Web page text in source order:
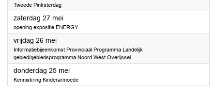
Tweede Pinksterdag
zaterdag 27 mei2023
opening expositie ENERGY
vrijdag 26 mei2023
Informatiebijeenkomst Provinciaal Programma Landelijk
gebied/gebiedsprogramma Noord West Overijssel
donderdag 25 mei2023
Kenniskring Kinderarmoede